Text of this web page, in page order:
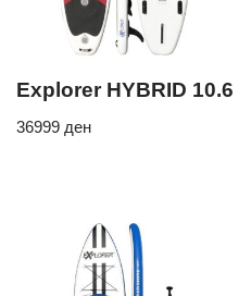
Explorer HYBRID 10.6
36999 ден